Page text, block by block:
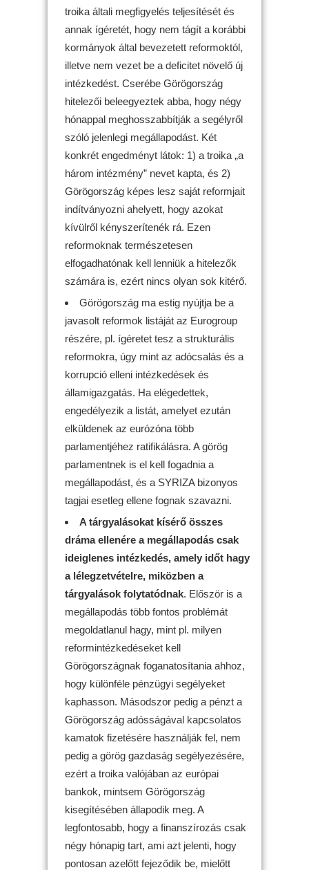
troika általi megfigyelés teljesítését és
annak ígéretét, hogy nem tágít a korábbi
kormányok által bevezetett reformoktól,
illetve nem vezet be a deficitet növelő új
intézkedést. Cserébe Görögország
hitelezői beleegyeztek abba, hogy négy
hónappal meghosszabbítják a segélyről
szóló jelenlegi megállapodást. Két
konkrét engedményt látok: 1) a troika „a
három intézmény” nevet kapta, és 2)
Görögország képes lesz saját reformjait
indítványozni ahelyett, hogy azokat
kívülről kényszerítenék rá. Ezen
reformoknak természetesen
elfogadhatónak kell lenniük a hitelezők
számára is, ezért nincs olyan sok kitérő.
Görögország ma estig nyújtja be a
javasolt reformok listáját az Eurogroup
részére, pl. ígéretet tesz a strukturális
reformokra, úgy mint az adócsalás és a
korrupció elleni intézkedések és
államigazgatás. Ha elégedettek,
engedélyezik a listát, amelyet ezután
elküldenek az eurózóna több
parlamentjéhez ratifikálásra. A görög
parlamentnek is el kell fogadnia a
megállapodást, és a SYRIZA bizonyos
tagjai esetleg ellene fognak szavazni.
A tárgyalásokat kísérő összes
dráma ellenére a megállapodás csak
ideiglenes intézkedés, amely időt hagy
a lélegzetvételre, miközben a
tárgyalások folytatódnak. Először is a
megállapodás több fontos problémát
megoldatlanul hagy, mint pl. milyen
reformintézkedéseket kell
Görögországnak foganatosítania ahhoz,
hogy különféle pénzügyi segélyeket
kaphasson. Másodszor pedig a pénzt a
Görögország adósságával kapcsolatos
kamatok fizetésére használják fel, nem
pedig a görög gazdaság segélyezésére,
ezért a troika valójában az európai
bankok, mintsem Görögország
kisegítésében állapodik meg. A
legfontosabb, hogy a finanszírozás csak
négy hónapig tart, ami azt jelenti, hogy
pontosan azelőtt fejeződik be, mielőtt